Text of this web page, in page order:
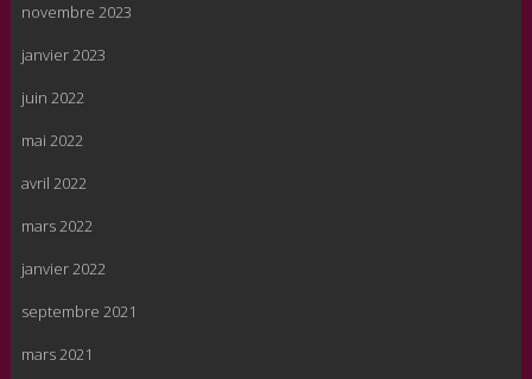
novembre 2023
janvier 2023
juin 2022
mai 2022
avril 2022
mars 2022
janvier 2022
septembre 2021
mars 2021